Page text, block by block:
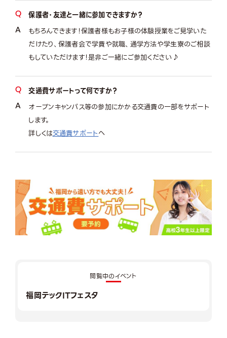
閲覧中のイベント
福岡テックITフェスタ
保護者・友達と一緒に参加できますか？
もちろんできます！保護者様もお子様の体験授業をご見学いた
だけたり、保護者会で学費や就職、通学方法や学生寮のご相談
もしていただけます！是非ご一緒にご参加ください♪
交通費サポートって何ですか？
オープンキャンパス等の参加にかかる交通費の一部をサポート
します。
詳しくは交通費サポートへ